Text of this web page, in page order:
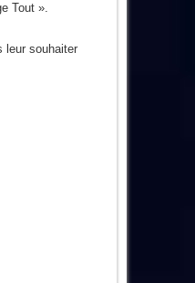
Tout ».
leur souhaiter